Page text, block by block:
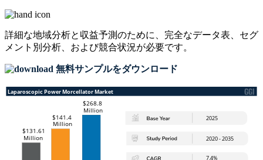
詳細な地域分析と収益予測のために、 完全なデータ表、セグ
メント別分析、および競合状況が必要です。
無料サンプルをダウンロード